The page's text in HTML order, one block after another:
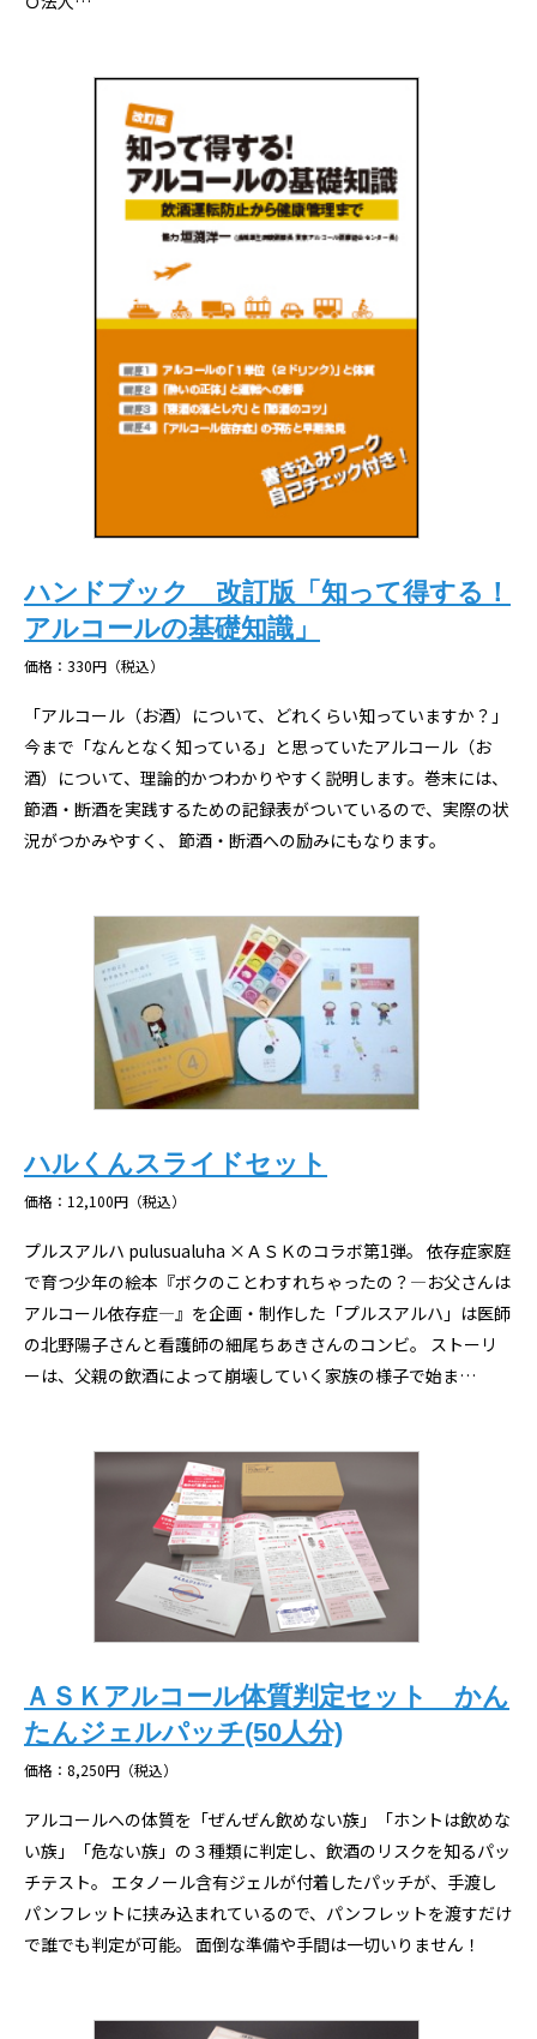
ハンドブック 改訂版「知って得する！
アルコールの基礎知識」
価格：330円（税込）
「アルコール（お酒）について、どれくらい知っていますか？」
今まで「なんとなく知っている」と思っていたアルコール（お
酒）について、理論的かつわかりやすく説明します。巻末には、
節酒・断酒を実践するための記録表がついているので、実際の状
況がつかみやすく、 節酒・断酒への励みにもなります。
ハルくんスライドセット
価格：12,100円（税込）
プルスアルハ pulusualuha ×ＡＳＫのコラボ第1弾。 依存症家庭
で育つ少年の絵本『ボクのことわすれちゃったの？―お父さんは
アルコール依存症―』を企画・制作した「プルスアルハ」は医師
の北野陽子さんと看護師の細尾ちあきさんのコンビ。 ストーリ
ーは、父親の飲酒によって崩壊していく家族の様子で始ま…
ＡＳＫアルコール体質判定セット かん
たんジェルパッチ(50人分)
価格：8,250円（税込）
アルコールへの体質を「ぜんぜん飲めない族」「ホントは飲めな
い族」「危ない族」の３種類に判定し、飲酒のリスクを知るパッ
チテスト。 エタノール含有ジェルが付着したパッチが、手渡し
パンフレットに挟み込まれているので、パンフレットを渡すだけ
で誰でも判定が可能。 面倒な準備や手間は一切いりません！